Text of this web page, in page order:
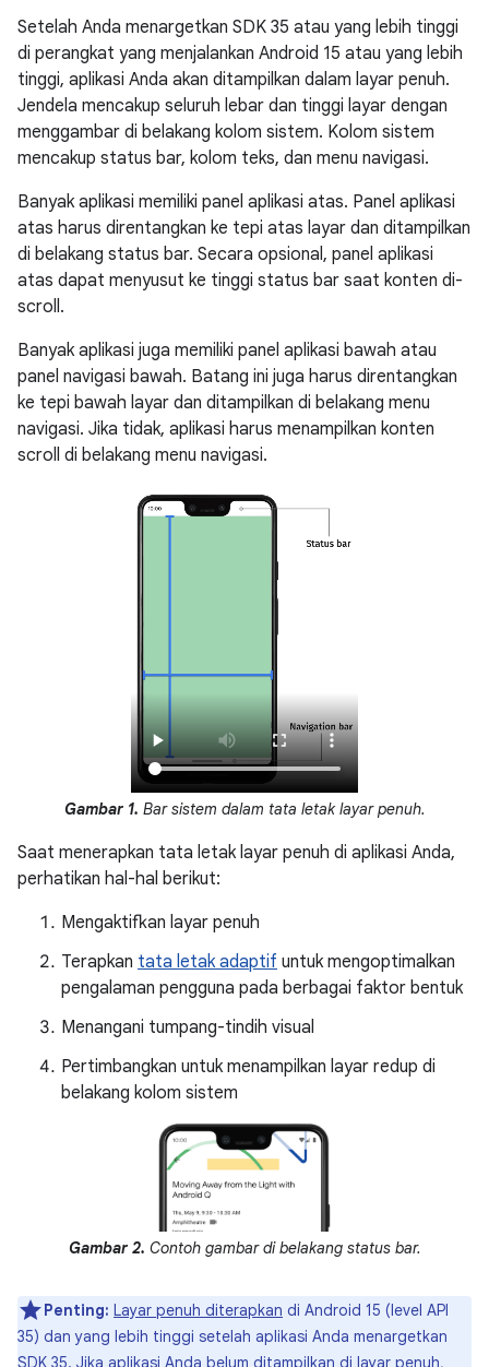
Setelah Anda menargetkan SDK 35 atau yang lebih tinggi
di perangkat yang menjalankan Android 15 atau yang lebih
tinggi, aplikasi Anda akan ditampilkan dalam layar penuh.
Jendela mencakup seluruh lebar dan tinggi layar dengan
menggambar di belakang kolom sistem. Kolom sistem
mencakup status bar, kolom teks, dan menu navigasi.
Banyak aplikasi memiliki panel aplikasi atas. Panel aplikasi
atas harus direntangkan ke tepi atas layar dan ditampilkan
di belakang status bar. Secara opsional, panel aplikasi
atas dapat menyusut ke tinggi status bar saat konten di-
scroll.
Banyak aplikasi juga memiliki panel aplikasi bawah atau
panel navigasi bawah. Batang ini juga harus direntangkan
ke tepi bawah layar dan ditampilkan di belakang menu
navigasi. Jika tidak, aplikasi harus menampilkan konten
scroll di belakang menu navigasi.
Gambar 1. Bar sistem dalam tata letak layar penuh.
Saat menerapkan tata letak layar penuh di aplikasi Anda,
perhatikan hal-hal berikut:
Mengaktifkan layar penuh
Terapkan tata letak adaptif untuk mengoptimalkan
pengalaman pengguna pada berbagai faktor bentuk
Menangani tumpang-tindih visual
Pertimbangkan untuk menampilkan layar redup di
belakang kolom sistem
Gambar 2. Contoh gambar di belakang status bar.
Penting: Layar penuh diterapkan di Android 15 (level API
35) dan yang lebih tinggi setelah aplikasi Anda menargetkan
SDK 35. Jika aplikasi Anda belum ditampilkan di layar penuh,